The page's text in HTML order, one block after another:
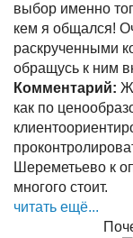
выбор именно
кем я общался!
раскрученными
обращусь к ним
Комментарий:
как по
Шереметьево к
многого стоит.
читать ещё...